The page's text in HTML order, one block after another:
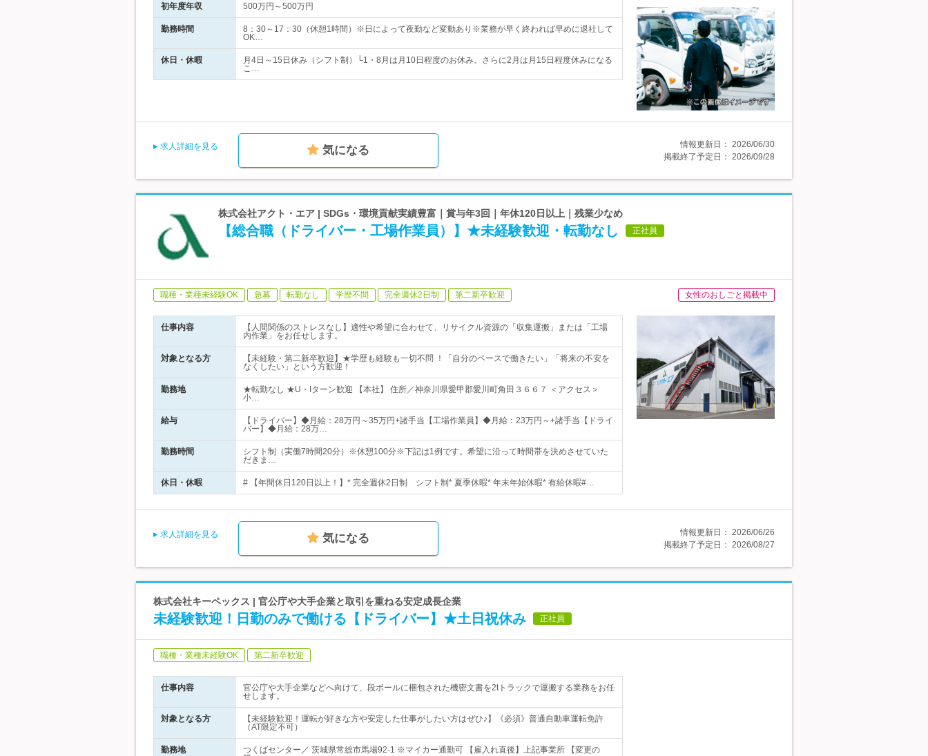
初年度年収 500万円～500万円
勤務時間
8：30～17：30（休憩1時間）※日によって夜勤など変動あり※業務が早く終われば早めに退社して
OK…
休日・休暇
月4日～15日休み（シフト制）└1・8月は月10日程度のお休み。さらに2月は月15日程度休みになる
こ…
求人詳細を見る 気になる 情報更新日： 2026/06/30
掲載終了予定日： 2026/09/28
株式会社アクト・エア | SDGs・環境貢献実績豊富｜賞与年3回｜年休120日以上｜残業少なめ
【総合職（ドライバー・工場作業員）】★未経験歓迎・転勤なし 正社員
職種・業種未経験OK 急募 転勤なし 学歴不問 完全週休2日制 第二新卒歓迎 女性のおしごと掲載中
仕事内容
【人間関係のストレスなし】適性や希望に合わせて、リサイクル資源の「収集運搬」または「工場
内作業」をお任せします。
対象となる方
【未経験・第二新卒歓迎】★学歴も経験も一切不問 ！「自分のペースで働きたい」「将来の不安を
なくしたい」という方歓迎！
勤務地
★転勤なし ★U・Iターン歓迎 【本社】 住所／神奈川県愛甲郡愛川町角田３６６７ ＜アクセス＞
小…
給与
【ドライバー】◆月給：28万円～35万円+諸手当【工場作業員】◆月給：23万円～+諸手当【ドライ
バー】◆月給：28万…
勤務時間
シフト制（実働7時間20分）※休憩100分※下記は1例です。希望に沿って時間帯を決めさせていた
だきま…
休日・休暇 # 【年間休日120日以上！】* 完全週休2日制 シフト制* 夏季休暇* 年末年始休暇* 有給休暇#…
求人詳細を見る 気になる 情報更新日： 2026/06/26
掲載終了予定日： 2026/08/27
株式会社キーペックス | 官公庁や大手企業と取引を重ねる安定成長企業
未経験歓迎！日勤のみで働ける【ドライバー】★土日祝休み 正社員
職種・業種未経験OK 第二新卒歓迎
仕事内容
官公庁や大手企業などへ向けて、段ボールに梱包された機密文書を2tトラックで運搬する業務をお任
せします。
対象となる方
【未経験歓迎！運転が好きな方や安定した仕事がしたい方はぜひ♪】《必須》普通自動車運転免許
（AT限定不可）
勤務地
つくばセンター／ 茨城県常総市馬場92-1 ※マイカー通勤可 【雇入れ直後】上記事業所 【変更の